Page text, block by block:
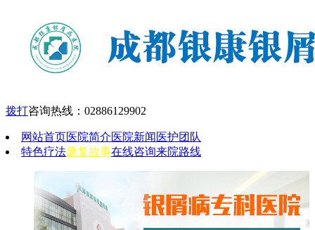
拨打咨询热线： 02886129902
网站首页医院简介医院新闻 医护团队
特色疗法康复故事在线咨询来院路线